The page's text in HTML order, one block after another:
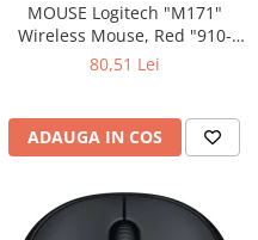
MOUSE Logitech "M171"
Wireless Mouse, Red "910-
80,51 Lei
ADAUGA IN COS